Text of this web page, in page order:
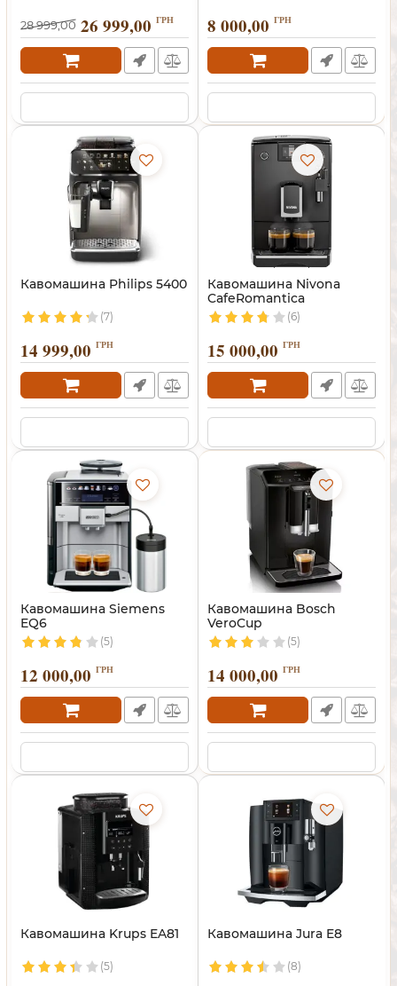
28 999,00 26 999,00 ГРН 8 000,00 ГРН
Кавомашина Philips 5400
(7)
14 999,00 ГРН
Кавомашина Nivona
CafeRomantica
(6)
15 000,00 ГРН
Кавомашина Siemens
EQ6
(5)
12 000,00 ГРН
Кавомашина Bosch
VeroCup
(5)
14 000,00 ГРН
Кавомашина Krups EA81
(5)
Кавомашина Jura E8
(8)